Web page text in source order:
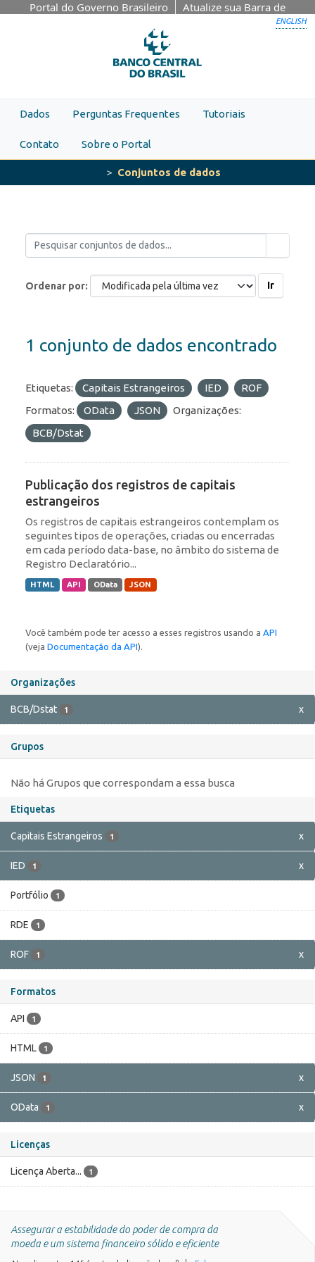
Skip to main content
Portal do Governo Brasileiro
Atualize sua Barra de
ENGLISH
Dados Perguntas Frequentes Tutoriais
Contato Sobre o Portal
Conjuntos de dados
Organizações
BCB/Dstat 1 x
Grupos
Não há Grupos que correspondam a essa busca
Etiquetas
Capitais Estrangeiros 1 x
IED 1 x
Portfólio 1
RDE 1
ROF 1 x
Formatos
API 1
HTML 1
JSON 1 x
OData 1 x
Licenças
Licença Aberta... 1
Ordenar por Ir
1 conjunto de dados encontrado
Etiquetas: Capitais Estrangeiros IED
ROF
Formatos:
OData JSON
Organizações:
BCB/Dstat
Publicação dos registros de capitais
estrangeiros
Os registros de capitais estrangeiros contemplam os
seguintes tipos de operações, criadas ou encerradas
em cada período data-base, no âmbito do sistema de
Registro Declaratório...
HTML API OData JSON
Você também pode ter acesso a esses registros usando a API
(veja Documentação da API).
Assegurar a estabilidade do poder de compra da
moeda e um sistema financeiro sólido e eficiente